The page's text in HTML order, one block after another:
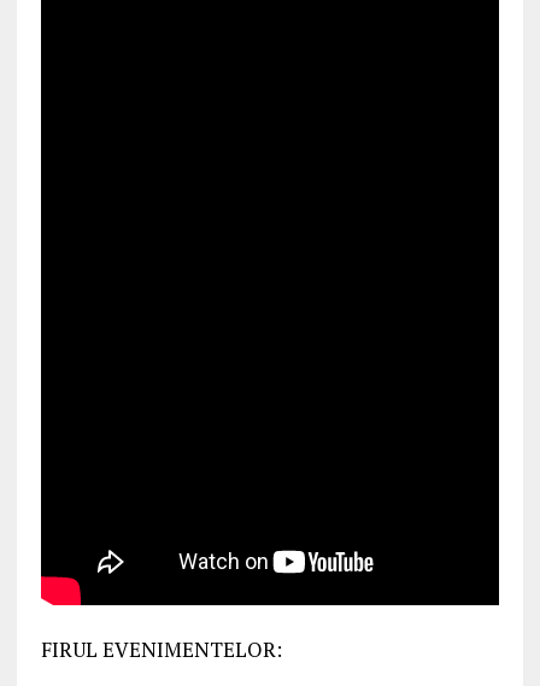
FIRUL EVENIMENTELOR: